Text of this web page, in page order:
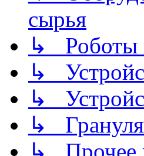
сырья
↳ Роботы
↳
↳
↳